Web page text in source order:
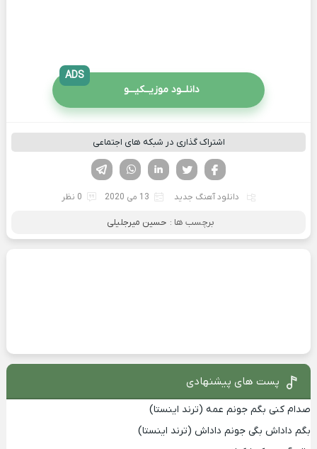
دانلــود موزیــکیـــو
ADS
اشتراک گذاری در شبکه های اجتماعی
لینکدین تویتر
فیسوک
دانلود آهنگ جدید 13 می 2020 0 نظر
برچسب ها : حسین میرجلیلی
پست های پیشنهادی
صدام کنی بگم جونم عمه (ترند اینستا)
بگم داداش بگی جونم داداش (ترند اینستا)